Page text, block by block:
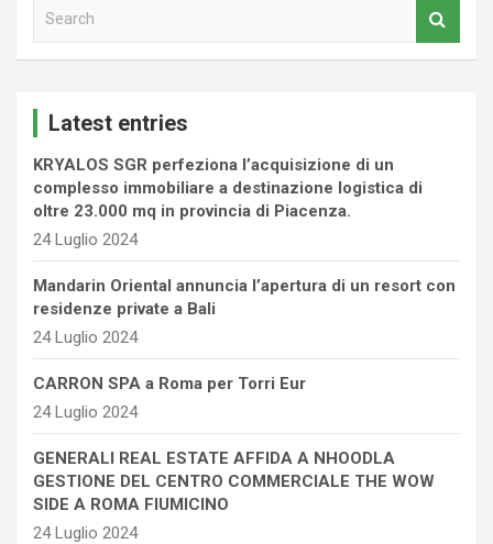
Latest entries
KRYALOS SGR perfeziona l’acquisizione di un
complesso immobiliare a destinazione logistica di
oltre 23.000 mq in provincia di Piacenza.
24 Luglio 2024
Mandarin Oriental annuncia l’apertura di un resort con
residenze private a Bali
24 Luglio 2024
CARRON SPA a Roma per Torri Eur
24 Luglio 2024
GENERALI REAL ESTATE AFFIDA A NHOODLA
GESTIONE DEL CENTRO COMMERCIALE THE WOW
SIDE A ROMA FIUMICINO
24 Luglio 2024